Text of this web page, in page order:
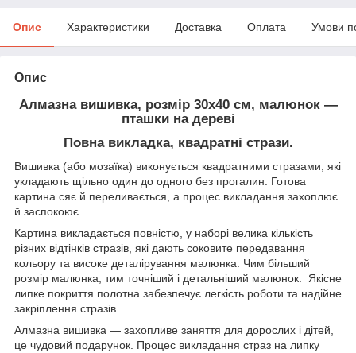
Опис Характеристики Доставка Оплата Умови
Опис
Алмазна вишивка, розмір 30х40 см, малюнок —
пташки на дереві
Повна викладка, квадратні стрази.
Вишивка (або мозаїка) виконується квадратними стразами, які
укладають щільно один до одного без прогалин. Готова
картина сяє й переливається, а процес викладання захоплює
й заспокоює.
Картина викладається повністю, у наборі велика кількість
різних відтінків стразів, які дають соковите передавання
кольору та високе деталірування малюнка. Чим більший
розмір малюнка, тим точніший і детальніший малюнок. Якісне
липке покриття полотна забезпечує легкість роботи та надійне
закріплення стразів.
Алмазна вишивка — захопливе заняття для дорослих і дітей,
це чудовий подарунок. Процес викладання страз на липку